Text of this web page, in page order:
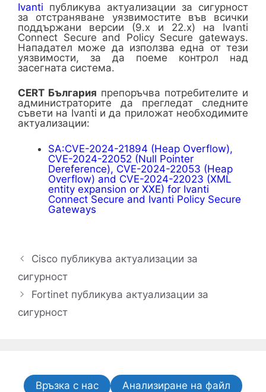
Ivanti публикува актуализации за сигурност
за отстраняване уязвимостите във всички
поддържани версии (9.x и 22.x) на Ivanti
Connect Secure and Policy Secure gateways.
Нападател може да използва една от тези
уязвимости, за да поеме контрол над
засегната система.
CERT България препоръчва потребителите и
администраторите да прегледат следните
съвети на Ivanti и да приложат необходимите
актуализации:
SA:CVE-2024-21894 (Heap Overflow),
CVE-2024-22052 (Null Pointer
Dereference), CVE-2024-22053 (Heap
Overflow) and CVE-2024-22023 (XML
entity expansion or XXE) for Ivanti
Connect Secure and Ivanti Policy Secure
Gateways
Cisco публикува актуализации за
сигурност
Fortinet публикува актуализации за
сигурност
Връзка с нас
Анализиране на файл